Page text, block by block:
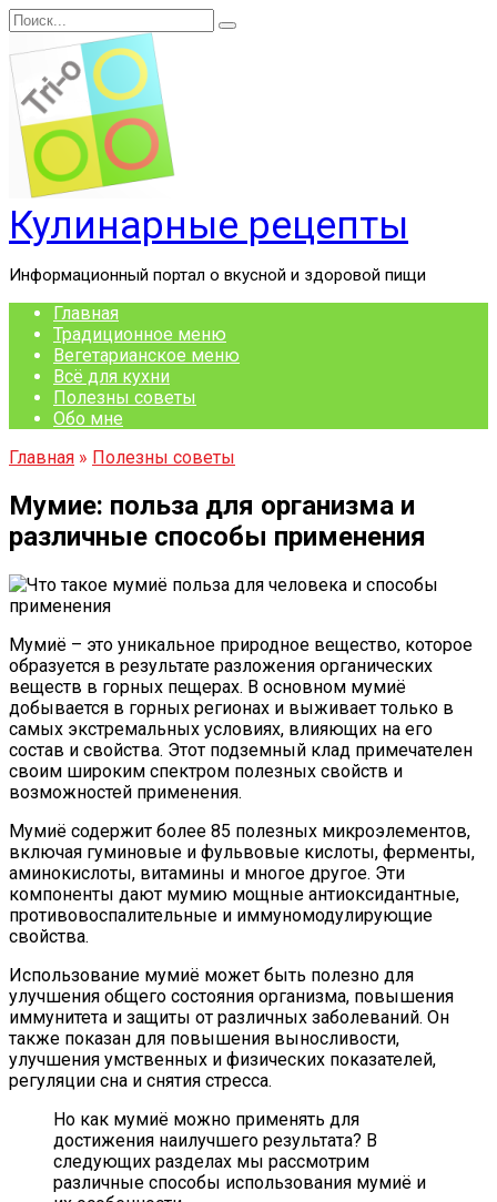
Перейти
к
содержанию
Search
for:
Кулинарные рецепты
Информационный портал о вкусной и здоровой пищи
Главная
Традиционное меню
Вегетарианское меню
Всё для кухни
Полезны советы
Обо мне
Главная » Полезны советы
Мумие: польза для организма и
различные способы применения
Мумиё – это уникальное природное вещество, которое
образуется в результате разложения органических
веществ в горных пещерах. В основном мумиё
добывается в горных регионах и выживает только в
самых экстремальных условиях, влияющих на его
состав и свойства. Этот подземный клад примечателен
своим широким спектром полезных свойств и
возможностей применения.
Мумиё содержит более 85 полезных микроэлементов,
включая гуминовые и фульвовые кислоты, ферменты,
аминокислоты, витамины и многое другое. Эти
компоненты дают мумию мощные антиоксидантные,
противовоспалительные и иммуномодулирующие
свойства.
Использование мумиё может быть полезно для
улучшения общего состояния организма, повышения
иммунитета и защиты от различных заболеваний. Он
также показан для повышения выносливости,
улучшения умственных и физических показателей,
регуляции сна и снятия стресса.
Но как мумиё можно применять для
достижения наилучшего результата? В
следующих разделах мы рассмотрим
различные способы использования мумиё и